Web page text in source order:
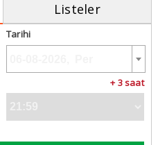
Listeler
Tarihi
+ 3 saat